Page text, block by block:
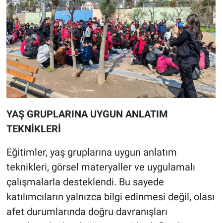
YAŞ GRUPLARINA UYGUN ANLATIM
TEKNİKLERİ
Eğitimler, yaş gruplarına uygun anlatım
teknikleri, görsel materyaller ve uygulamalı
çalışmalarla desteklendi. Bu sayede
katılımcıların yalnızca bilgi edinmesi değil, olası
afet durumlarında doğru davranışları